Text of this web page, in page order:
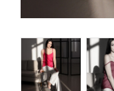
Фартуки,
Текстиль для
Полотенца
Комплекты